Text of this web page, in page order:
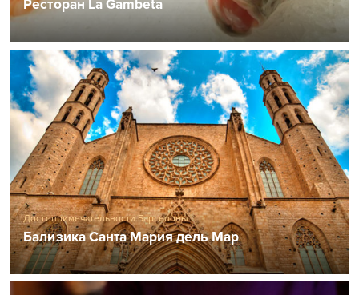
Ресторан La Gambeta
Достопримечательности Барселоны
Бализика Санта Мария дель Мар